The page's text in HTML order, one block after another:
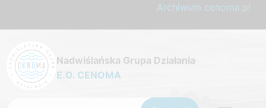
Archiwum cenoma.pl
Nadwiślańska Grupa Działania
E.O. CENOMA